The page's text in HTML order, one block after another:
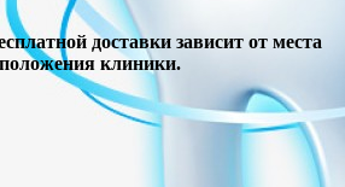
доставки зависит от места
клиники.